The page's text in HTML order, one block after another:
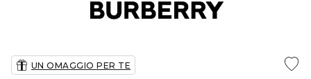
UN OMAGGIO PER TE